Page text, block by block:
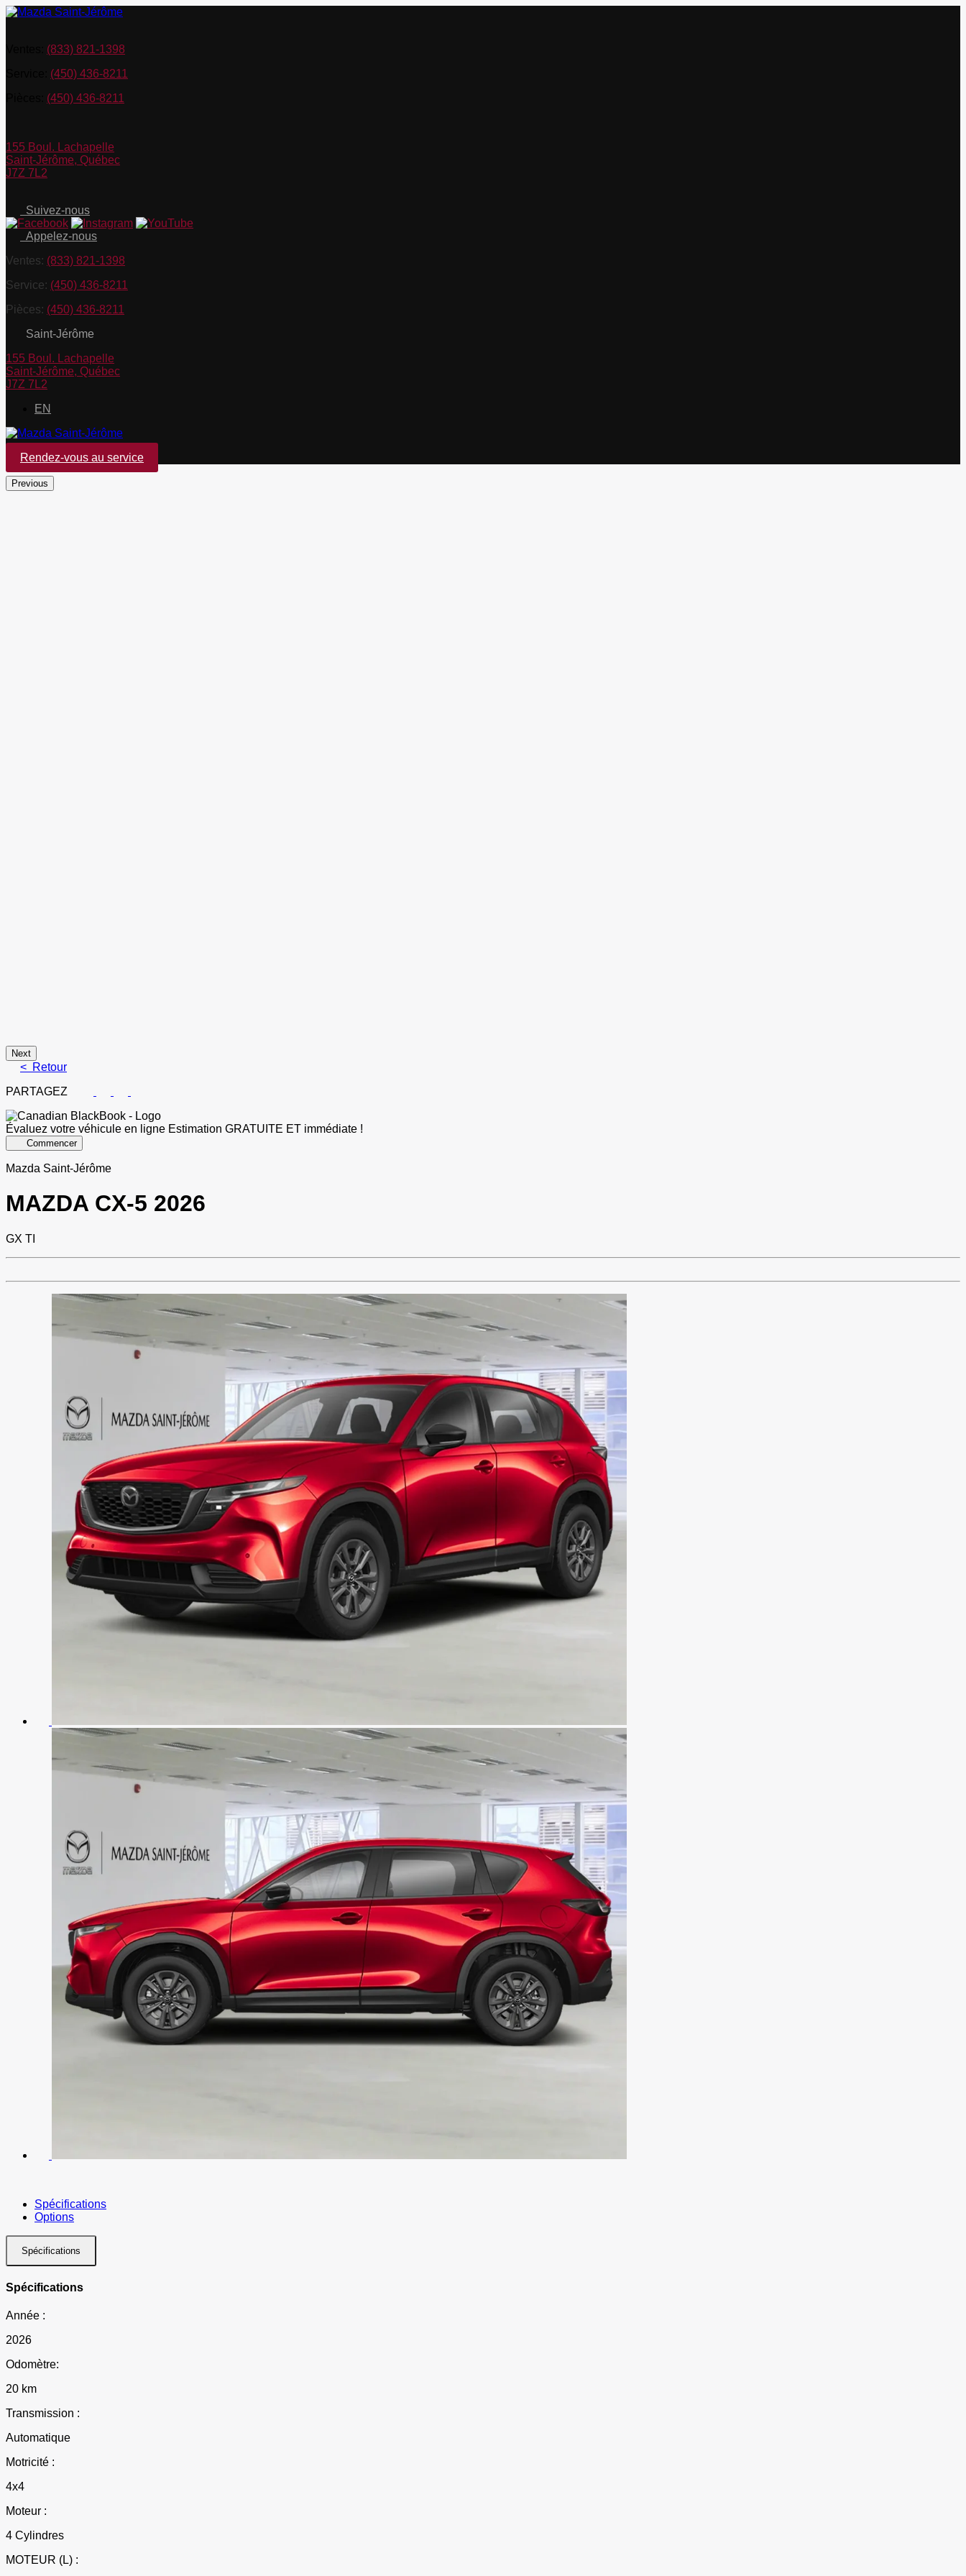
(833) 821-1398
(450) 436-8211
(450) 436-8211
155 Boul. Lachapelle
Saint-Jérôme, Québec
J7Z 7L2
Suivez-nous
Appelez-nous
Ventes: (833) 821-1398
Service: (450) 436-8211
Pièces: (450) 436-8211
Saint-Jérôme
155 Boul. Lachapelle
Saint-Jérôme, Québec
J7Z 7L2
EN
Rendez-vous au service
Previous
Next
< Retour
PARTAGEZ
Évaluez votre véhicule en ligne Estimation GRATUITE ET immédiate !
Commencer
Mazda Saint-Jérôme
MAZDACX-5 2026
GX TI
Spécifications
Options
Spécifications
Spécifications
Année :
2026
Odomètre:
20 km
Transmission :
Automatique
Motricité :
4x4
Moteur :
4 Cylindres
MOTEUR (L) :